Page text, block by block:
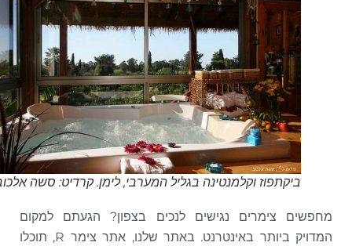
ביקתפוז וקלמנטינה בגליל המערבי, לימן. קרדיט: סשה אלכוב
מחפשים צימרים נגישים לנכים בצפון? הגעתם למקום
המדויק ביותר באינטרנט. באתר שלנו, אתר צימר R, תוכלו